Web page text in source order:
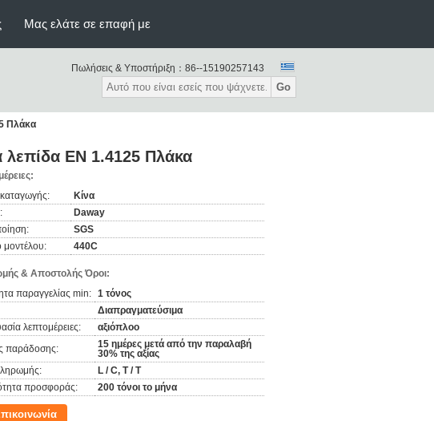
Μας ελάτε σε επαφή με
Πωλήσεις & Υποστήριξη： 86--15190257143
Go
Πλάκα
EN 1.4125 Πλάκα
Κίνα
Daway
SGS
μοντέλου:
440C
& Αποστολής Όροι:
παραγγελίας min: 1 τόνος
Διαπραγματεύσιμα
λεπτομέρειες:
αξιόπλοο
παράδοσης:
15 ημέρες μετά από την παραλαβή
30% της αξίας
L / C, T / T
προσφοράς:
200 τόνοι το μήνα